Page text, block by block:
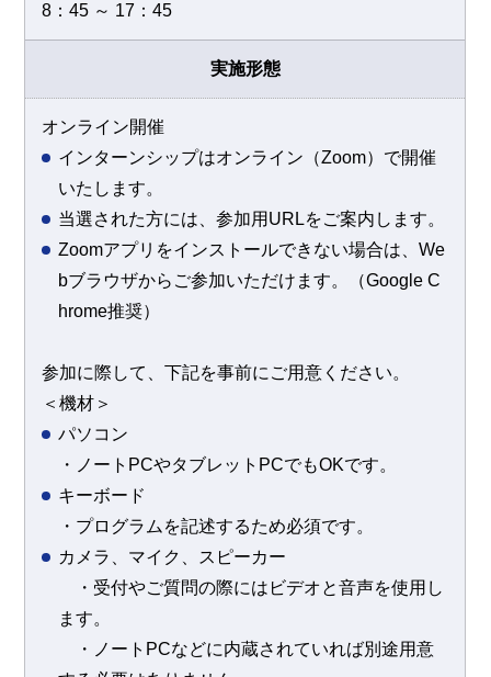
8：45 ～ 17：45
実施形態
オンライン開催
インターンシップはオンライン（Zoom）で開催
いたします。
当選された方には、参加用URLをご案内します。
Zoomアプリをインストールできない場合は、We
bブラウザからご参加いただけます。（Google C
hrome推奨）
参加に際して、下記を事前にご用意ください。
＜機材＞
パソコン
・ノートPCやタブレットPCでもOKです。
キーボード
・プログラムを記述するため必須です。
カメラ、マイク、スピーカー
・受付やご質問の際にはビデオと音声を使用し
ます。
・ノートPCなどに内蔵されていれば別途用意